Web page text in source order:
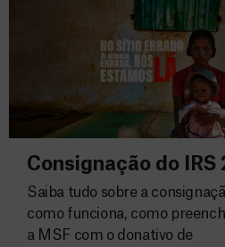
Consignação do IRS
Saiba tudo sobre a
como funciona, como
a MSF com o donativo de